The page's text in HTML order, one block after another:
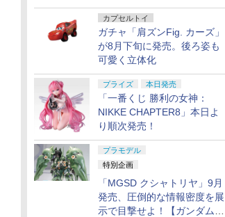
分が予約受付中【ガンダムベ
ース撮り下ろし】
カプセルトイ
ガチャ「肩ズンFig. カーズ」
が8月下旬に発売。後ろ姿も
可愛く立体化
プライズ 本日発売
「一番くじ 勝利の女神：
NIKKE CHAPTER8」本日よ
り順次発売！
プラモデル
特別企画
「MGSD クシャトリヤ」9月
発売、圧倒的な情報密度を展
示で目撃せよ！【ガンダムベ